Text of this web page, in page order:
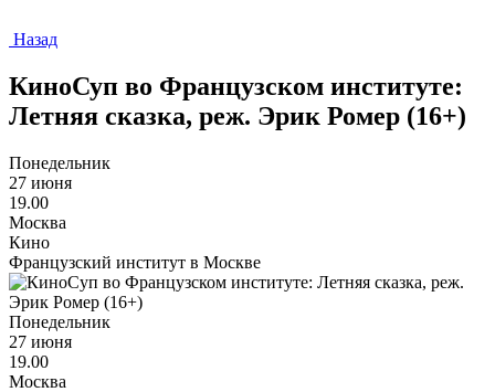
Назад
КиноСуп во Французском институте:
Летняя сказка, реж. Эрик Ромер (16+)
Понедельник
27 июня
19.00
Москва
Кино
Французский институт в Москве
Понедельник
27 июня
19.00
Москва